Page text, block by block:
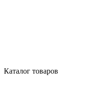
Каталог товаров